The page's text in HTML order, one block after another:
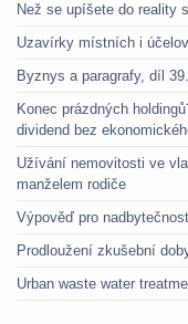
Než se upíšete do reality
Uzavírky místních i
Byznys a paragrafy, díl
Konec prázdných
dividend bez
Užívání nemovitosti ve
manželem rodiče
Výpověď pro nadbytečnost
Prodloužení zkušební
Urban waste water